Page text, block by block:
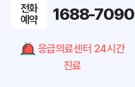
전화
예약
1688-7090
응급의료센터 24시간
진료